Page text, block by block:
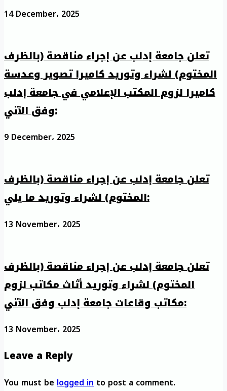
14 December، 2025
تعلن جامعة إدلب عن إجراء مناقصة (بالظرف
المختوم) لشراء وتوريد كاميرا تصوير وعدسة
كاميرا لزوم المكتب الإعلامي في جامعة إدلب
وفق الآتي:
9 December، 2025
تعلن جامعة إدلب عن إجراء مناقصة (بالظرف
المختوم) لشراء وتوريد ما يلي:
13 November، 2025
تعلن جامعة إدلب عن إجراء مناقصة (بالظرف
المختوم) لشراء وتوريد أثاث مكاتب لزوم
مكاتب وقاعات جامعة إدلب وفق الآتي:
13 November، 2025
Leave a Reply
You must belogged into post a comment.